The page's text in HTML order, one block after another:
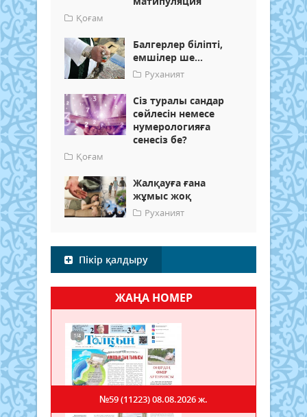
Қоғам
Балгерлер біліпті,
емшілер ше...
Руханият
Сіз туралы сандар
сөйлесін немесе
нумерологияға
сенесіз бе?
Қоғам
Жалқауға ғана
жұмыс жоқ
Руханият
Пікір қалдыру
ЖАҢА НОМЕР
№59 (11223)08.08.2026 ж.